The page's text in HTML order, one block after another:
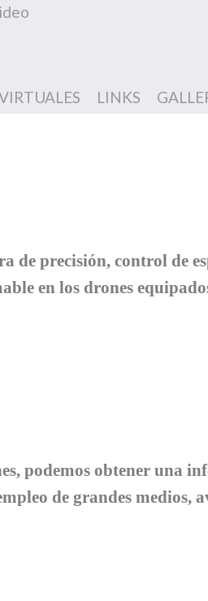
LINKS
de precisión, control de
en los drones
podemos obtener una
de grandes medios,